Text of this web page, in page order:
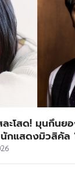
ะโสด! มุนกึนย
กแสดงมิวสิคัล